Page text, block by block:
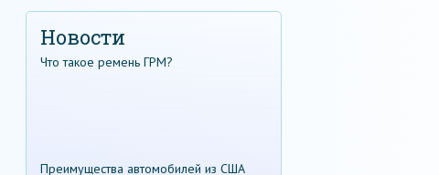
Новости
Что такое ремень ГРМ?
Преимущества автомобилей из США